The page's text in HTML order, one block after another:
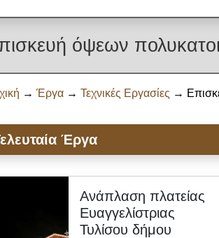
όψεων
→ Έργα → Τεχνικές Εργασίες →
Έργα
Ανάπλαση πλατείας
Ευαγγελίστριας
Τυλίσου δήμου